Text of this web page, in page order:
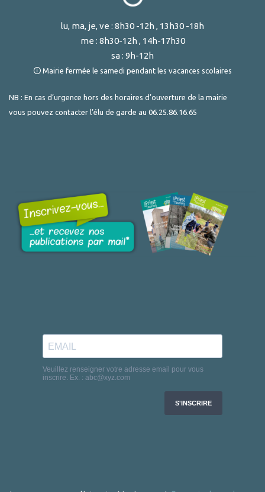
lu, ma, je, ve : 8h30 -12h , 13h30 -18h
me : 8h30-12h , 14h-17h30
sa : 9h-12h
🛈 Mairie fermée le samedi pendant les vacances scolaires
NB : En cas d’urgence hors des horaires d’ouverture de la mairie
vous pouvez contacter l’élu de garde au 06.25.86.16.65